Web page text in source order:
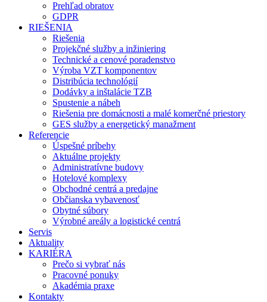
Prehľad obratov
GDPR
RIEŠENIA
Riešenia
Projekčné služby a inžiniering
Technické a cenové poradenstvo
Výroba VZT komponentov
Distribúcia technológií
Dodávky a inštalácie TZB
Spustenie a nábeh
Riešenia pre domácnosti a malé komerčné priestory
GES služby a energetický manažment
Referencie
Úspešné príbehy
Aktuálne projekty
Administratívne budovy
Hotelové komplexy
Obchodné centrá a predajne
Občianska vybavenosť
Obytné súbory
Výrobné areály a logistické centrá
Servis
Aktuality
KARIÉRA
Prečo si vybrať nás
Pracovné ponuky
Akadémia praxe
Kontakty